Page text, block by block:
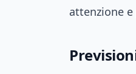
attenzione